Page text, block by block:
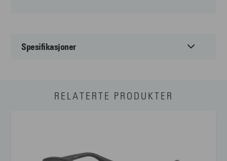
Spesifikasjoner
RELATERTE PRODUKTER